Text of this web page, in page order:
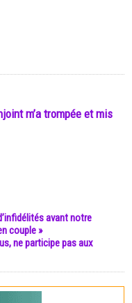
m’a trompée et mis
avant notre
couple »
ne participe pas aux